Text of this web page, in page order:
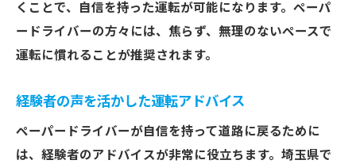
くことで、自信を持った運転が可能になります。ペーパ
ードライバーの方々には、焦らず、無理のないペースで
運転に慣れることが推奨されます。
経験者の声を活かした運転アドバイス
ペーパードライバーが自信を持って道路に戻るために
は、経験者のアドバイスが非常に役立ちます。埼玉県で